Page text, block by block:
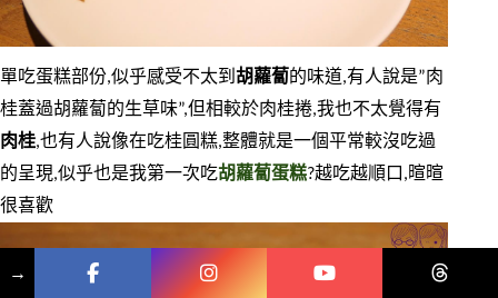
單吃蛋糕部份,似乎感受不太到 胡蘿蔔的味道,有人說是”肉
桂蓋過胡蘿蔔的生草味”,但相較於肉桂捲,我也不太覺得有
肉桂,也有人說像在吃桂圓糕,整體就是一個平常較沒吃過
的呈現,似乎也是我第一次吃胡蘿蔔蛋糕?越吃越順口,暄暄
很喜歡
→